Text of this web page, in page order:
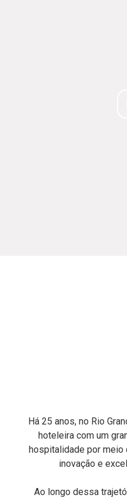
Há 25 anos, no Rio
hoteleira com um
hospitalidade por meio
inovação e
Ao longo dessa